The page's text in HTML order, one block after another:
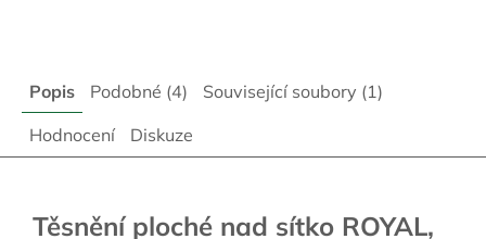
Popis Podobné (4)
Související soubory (1)
Hodnocení
Diskuze
Těsnění ploché nad sítko ROYAL,